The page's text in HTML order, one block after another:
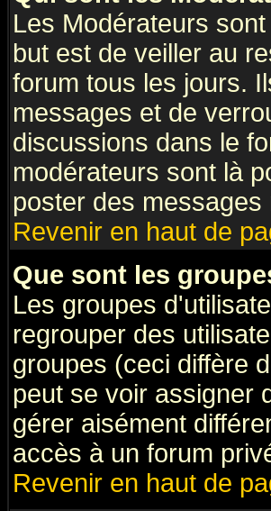
Les Modérateurs
but est de veiller au
forum tous les jours.
messages et de
discussions dans le
modérateurs sont là
poster des
Revenir en haut de
Que sont les
Les groupes
regrouper des
groupes (ceci diffère
peut se voir assigner
gérer aisément
accès à un forum
Revenir en haut de